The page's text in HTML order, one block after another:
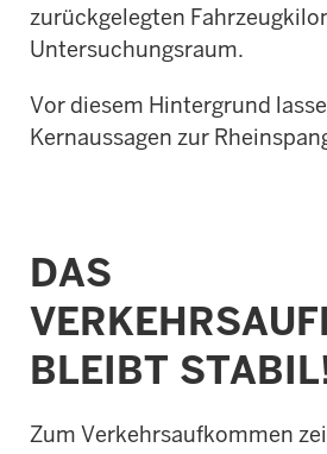
zurückgelegten
Untersuchungsraum.
Vor diesem Hintergrund
Kernaussagen zur
DAS
BLEIBT
Zum Verkehrsaufkommen